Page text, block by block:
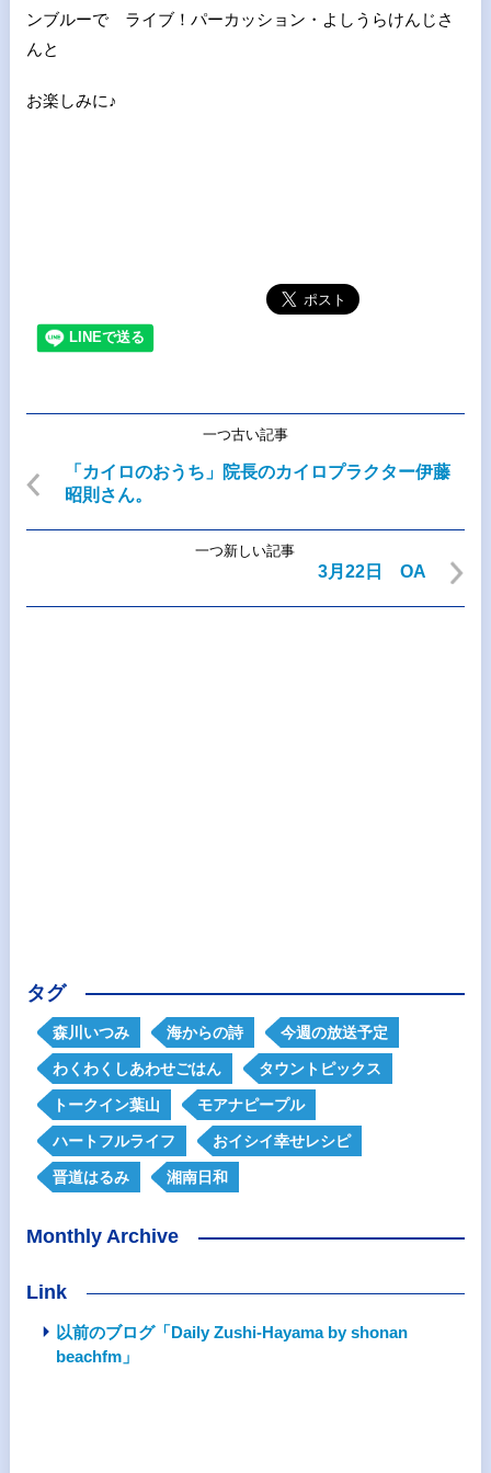
ンブルーで ライブ！パーカッション・よしうらけんじさ
んと
お楽しみに♪
一つ古い記事
「カイロのおうち」院長のカイロプラクター伊藤
昭則さん。
一つ新しい記事
3月22日 OA
タグ
森川いつみ 海からの詩 今週の放送予定
わくわくしあわせごはん タウントピックス
トークイン葉山 モアナピープル
ハートフルライフ おイシイ幸せレシピ
晋道はるみ 湘南日和
Monthly Archive
Link
以前のブログ「Daily Zushi-Hayama by shonan
beachfm」